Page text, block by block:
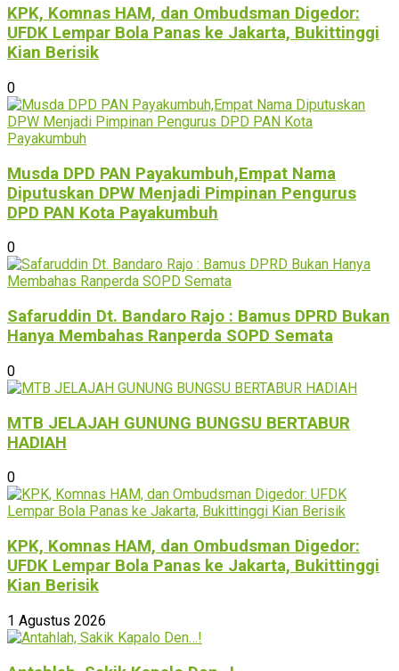
KPK, Komnas HAM, dan Ombudsman Digedor:
UFDK Lempar Bola Panas ke Jakarta, Bukittinggi
Kian Berisik
0
Musda DPD PAN Payakumbuh,Empat Nama
Diputuskan DPW Menjadi Pimpinan Pengurus
DPD PAN Kota Payakumbuh
0
Safaruddin Dt. Bandaro Rajo : Bamus DPRD Bukan
Hanya Membahas Ranperda SOPD Semata
0
MTB JELAJAH GUNUNG BUNGSU BERTABUR
HADIAH
0
KPK, Komnas HAM, dan Ombudsman Digedor:
UFDK Lempar Bola Panas ke Jakarta, Bukittinggi
Kian Berisik
1 Agustus 2026